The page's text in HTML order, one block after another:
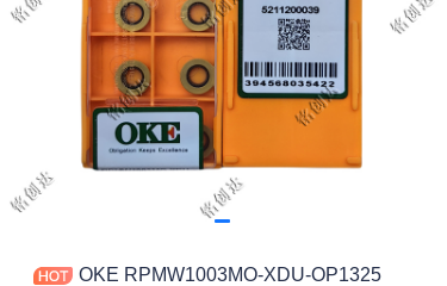
OKE RPMW1003MO-XDU-OP1325
Destek